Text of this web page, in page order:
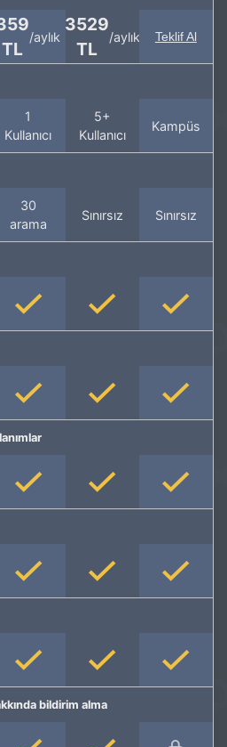
TL
/aylık
3529
TL
/aylık Teklif Al
1
Kullanıcı
5+
Kullanıcı
Kampüs
30
arama
Sınırsız Sınırsız
bildirim alma